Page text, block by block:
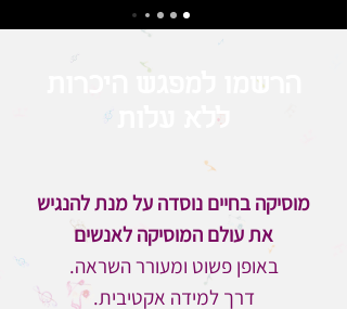
הרשמו למפגש היכרות
ללא עלות
מוסיקה בחיים נוסדה על מנת להנגיש
את עולם המוסיקה לאנשים
באופן פשוט ומעורר השראה.
דרך למידה אקטיבית.